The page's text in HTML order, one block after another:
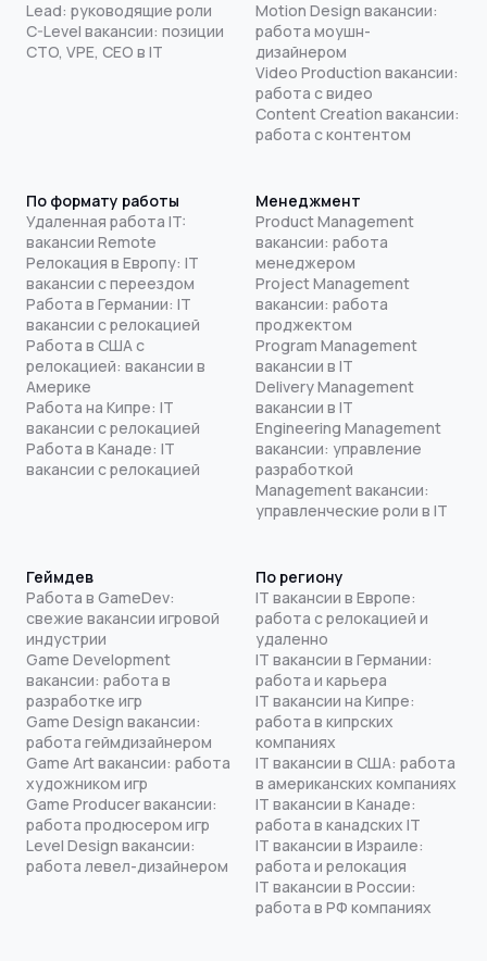
Lead: руководящие роли
C-Level вакансии: позиции
CTO, VPE, CEO в IT
Motion Design вакансии:
работа моушн-
дизайнером
Video Production вакансии:
работа с видео
Content Creation вакансии:
работа с контентом
По формату работы
Удаленная работа IT:
вакансии Remote
Релокация в Европу: IT
вакансии с переездом
Работа в Германии: IT
вакансии с релокацией
Работа в США с
релокацией: вакансии в
Америке
Работа на Кипре: IT
вакансии с релокацией
Работа в Канаде: IT
вакансии с релокацией
Менеджмент
Product Management
вакансии: работа
менеджером
Project Management
вакансии: работа
проджектом
Program Management
вакансии в IT
Delivery Management
вакансии в IT
Engineering Management
вакансии: управление
разработкой
Management вакансии:
управленческие роли в IT
Геймдев
Работа в GameDev:
свежие вакансии игровой
индустрии
Game Development
вакансии: работа в
разработке игр
Game Design вакансии:
работа геймдизайнером
Game Art вакансии: работа
художником игр
Game Producer вакансии:
работа продюсером игр
Level Design вакансии:
работа левел-дизайнером
По региону
IT вакансии в Европе:
работа с релокацией и
удаленно
IT вакансии в Германии:
работа и карьера
IT вакансии на Кипре:
работа в кипрских
компаниях
IT вакансии в США: работа
в американских компаниях
IT вакансии в Канаде:
работа в канадских IT
IT вакансии в Израиле:
работа и релокация
IT вакансии в России:
работа в РФ компаниях